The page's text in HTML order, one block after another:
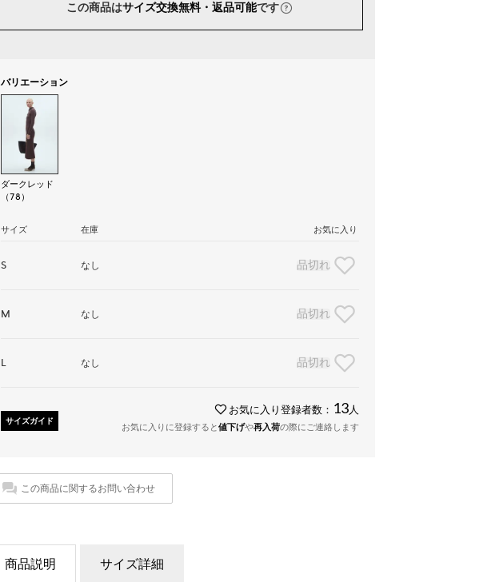
この商品はサイズ交換無料・返品可能です
バリエーション
ダークレッド
（78）
サイズ 在庫 お気に入り
S なし 品切れ
M なし 品切れ
L なし 品切れ
サイズガイド
お気に入り登録者数： 13 人
お気に入りに登録すると値下げや再入荷の際にご連絡します
この商品に関するお問い合わせ
商品説明 サイズ詳細